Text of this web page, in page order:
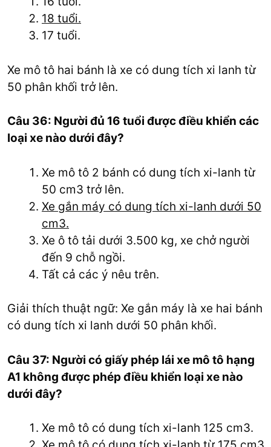
18 tuổi.
17 tuổi.
Xe mô tô hai bánh là xe có dung tích xi lanh từ
50 phân khối trở lên.
Câu 36: Người đủ 16 tuổi được điều khiển các
loại xe nào dưới đây?
Xe mô tô 2 bánh có dung tích xi-lanh từ
50 cm3 trở lên.
Xe gắn máy có dung tích xi-lanh dưới 50
cm3.
Xe ô tô tải dưới 3.500 kg, xe chở người
đến 9 chỗ ngồi.
Tất cả các ý nêu trên.
Giải thích thuật ngữ: Xe gắn máy là xe hai bánh
có dung tích xi lanh dưới 50 phân khối.
Câu 37: Người có giấy phép lái xe mô tô hạng
A1 không được phép điều khiển loại xe nào
dưới đây?
Xe mô tô có dung tích xi-lanh 125 cm3.